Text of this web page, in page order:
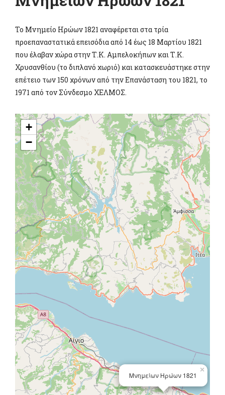
Το Μνημείο Ηρώων 1821 αναφέρεται στα τρία
προεπαναστατικά επεισόδια από 14 έως 18 Μαρτίου 1821
που έλαβαν χώρα στην Τ.Κ. Αμπελοκήπων και Τ.Κ.
Χρυσανθίου (το διπλανό χωριό) και κατασκευάστηκε στην
επέτειο των 150 χρόνων από την Επανάσταση του 1821, το
1971 από τον Σύνδεσμο ΧΕΛΜΟΣ.
Μνημείων Ηρώων 1821
×
+
−